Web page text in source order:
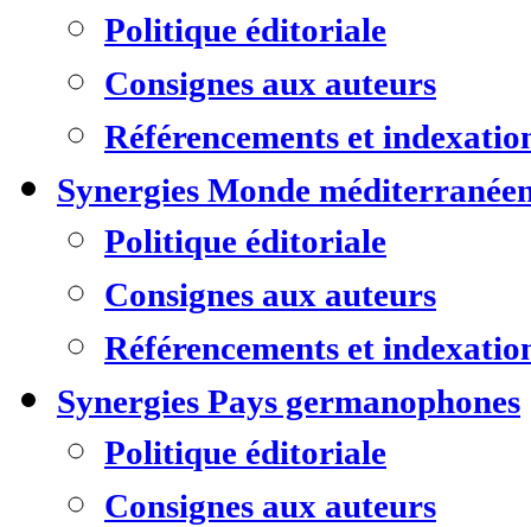
Politique éditoriale
Consignes aux auteurs
Référencements et
Synergies Monde
Politique éditoriale
Consignes aux auteurs
Référencements et
Synergies Pays germanophones
Politique éditoriale
Consignes aux auteurs